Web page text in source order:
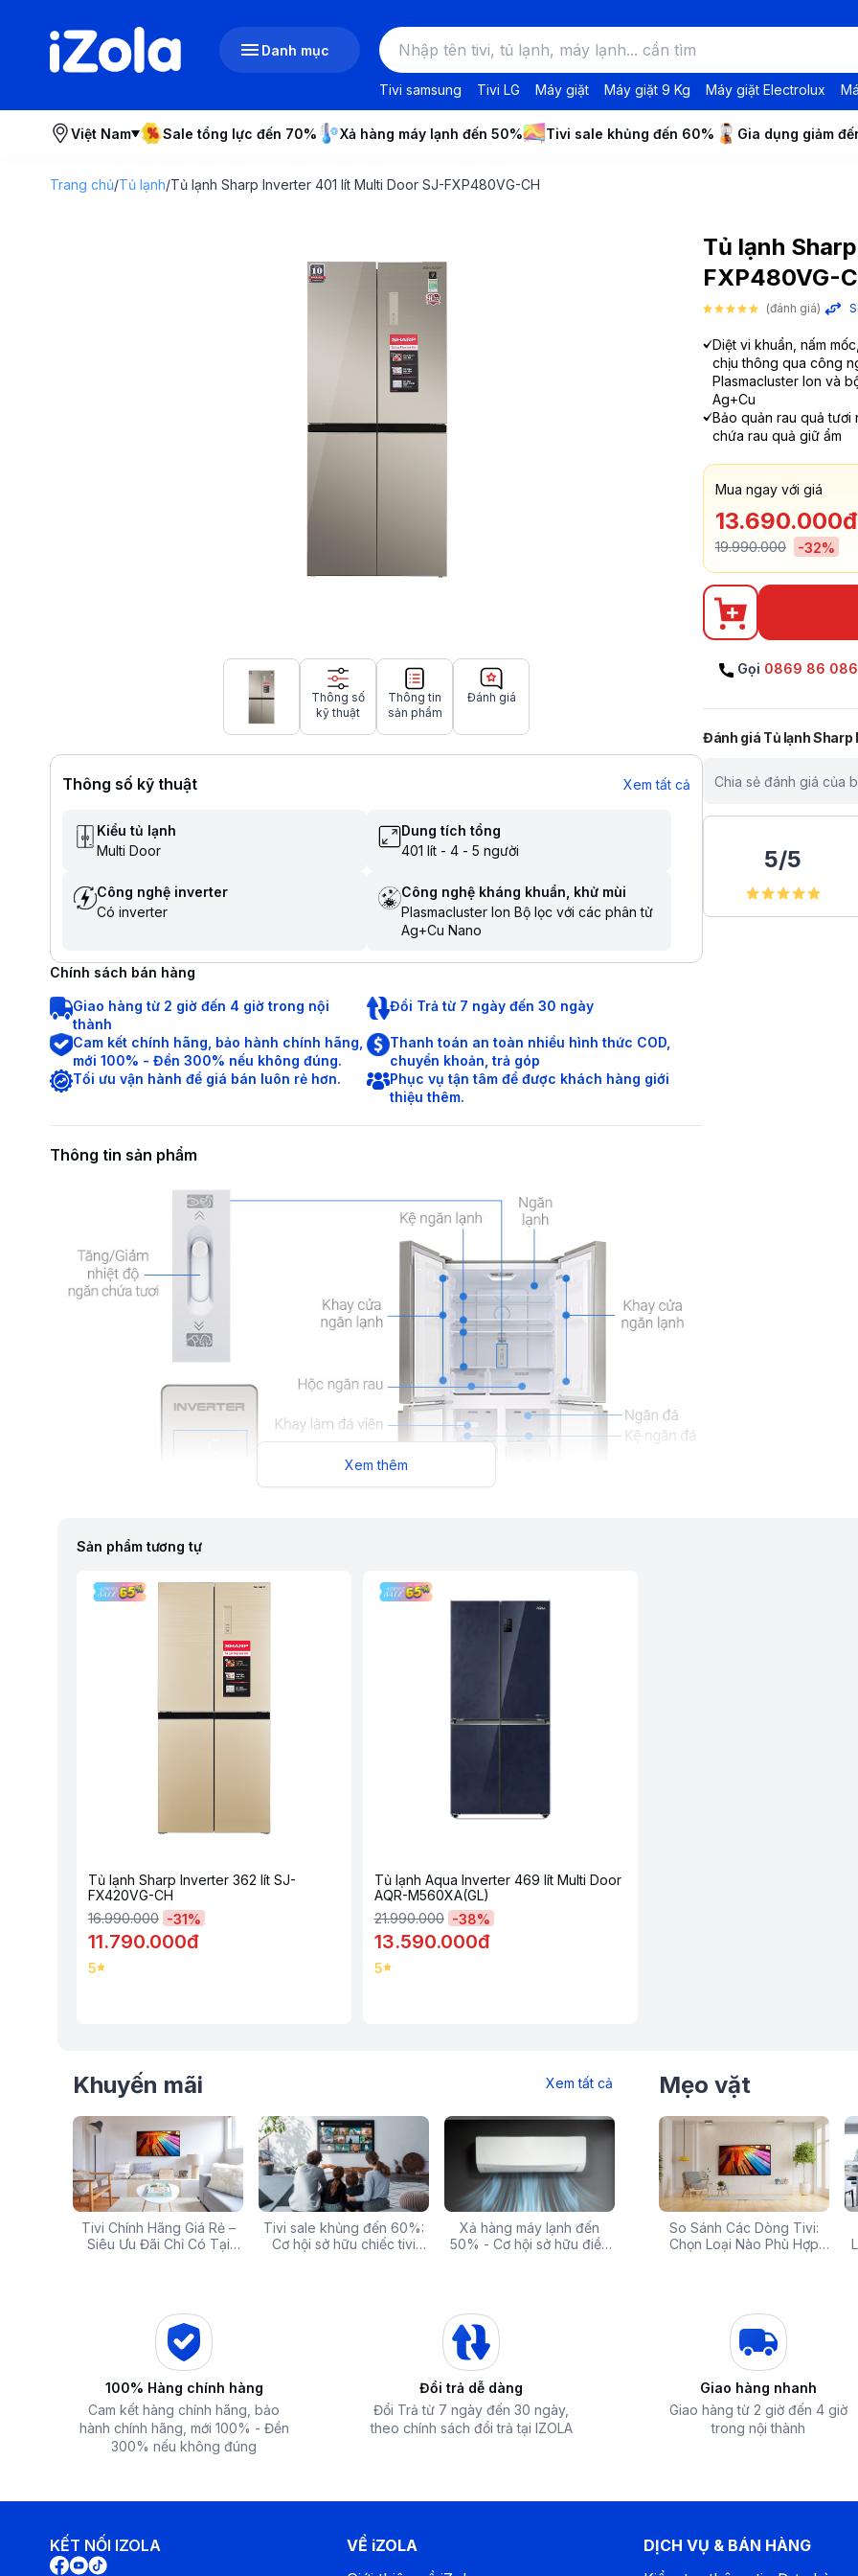
Danh mục
Tivi samsung Tivi LG Máy giặt Máy giặt 9 Kg Máy giặt Electrolux
Việt Nam Sale tổng lực đến 70% Xả hàng máy lạnh đến 50% Tivi sale khủng đến 60% Gia dụng giảm
Trang chủ/Tủ lạnh/Tủ lạnh Sharp Inverter 401 lít Multi Door SJ-FXP480VG-CH
Thông số
kỹ thuật
Thông tin
sản phẩm
Đánh giá
Thông số kỹ thuật Xem tất cả
Kiểu tủ lạnh
Multi Door
Dung tích tổng
401 lít - 4 - 5 người
Công nghệ inverter
Có inverter
Công nghệ kháng khuẩn, khử mùi
Plasmacluster Ion Bộ lọc với các phân tử
Ag+Cu Nano
Chính sách bán hàng
Giao hàng từ 2 giờ đến 4 giờ trong nội
thành
Đổi Trả từ 7 ngày đến 30 ngày
Cam kết chính hãng, bảo hành chính hãng,
mới 100% - Đền 300% nếu không đúng.
Thanh toán an toàn nhiều hình thức COD,
chuyển khoản, trả góp
Tối ưu vận hành để giá bán luôn rẻ hơn.
Phục vụ tận tâm để được khách hàng giới
thiệu thêm.
Thông tin sản phẩm
mốc làm phá hủy cấu trúc của chúng giúp loại bỏ vi khuẩn một cách hiệu quả.
Bên cạnh đó chiếc tủ lạnh Sharp này còn được trang bị thêm bộ lọc với các phân tử Ag+Cu Nano giúp
Làm đông thực phẩm nhanh chóng với chế độ làm đông nhanh
Xem thêm
Tủ lạnh
FXP480VG-
(đánh giá)
Diệt vi khuẩn, nấm
chịu thông qua công
Plasmacluster Ion và
Ag+Cu
Bảo quản rau quả tươi
chứa rau quả giữ ẩm
Mua ngay với giá
13.690.000đ
19.990.000 -32%
Gọi 0869 86
Đánh giá Tủ lạnh
Chia sẻ đánh giá của
5/5
Sản phẩm tương tự
Tủ lạnh Sharp Inverter 362 lít SJ-
FX420VG-CH
16.990.000 -31%
11.790.000đ
5
Tủ lạnh Aqua Inverter 469 lít Multi Door
AQR-M560XA(GL)
21.990.000 -38%
13.590.000đ
5
Khuyến mãi Xem tất cả
Tivi Chính Hãng Giá Rẻ –
Siêu Ưu Đãi Chỉ Có Tại
Tivi sale khủng đến 60%:
Cơ hội sở hữu chiếc tivi
Xả hàng máy lạnh đến
50% - Cơ hội sở hữu điều
Săn Sale Khủng: Hàng
Điện Máy Cao Cấp Giảm
Tivi
Mẹo vặt
Các mã báo lỗi thường gặp
của bếp từ và lưu ý khi xử
Top 5 tivi 32 inch giá rẻ,
chất lượng và đáng mua
Top 10 máy lọc nước nóng
lạnh tốt nhất đáng mua
So Sánh Các Dòng Tivi:
Chọn Loại Nào Phù Hợp
100% Hàng chính hàng
Cam kết hàng chính hãng, bảo
hành chính hãng, mới 100% - Đền
300% nếu không đúng
Đổi trả dễ dàng
Đổi Trả từ 7 ngày đến 30 ngày,
theo chính sách đổi trả tại IZOLA
Giao hàng nhanh
Giao hàng từ 2 giờ đến 4 giờ
trong nội thành
KẾT NỐI IZOLA
VỀ iZOLA
DỊCH VỤ & BÁN HÀNG